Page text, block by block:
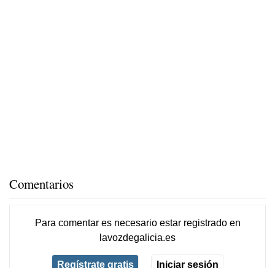
Comentarios
Para comentar es necesario estar registradoen
lavozdegalicia.es
Regístrate gratis Iniciar sesión